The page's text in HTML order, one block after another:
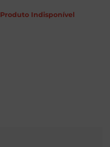
Produto Indisponível